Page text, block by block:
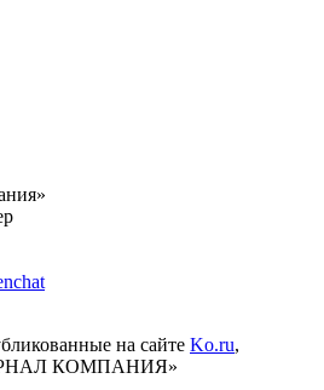
на сайте Ko.ru,
КОМПАНИЯ»